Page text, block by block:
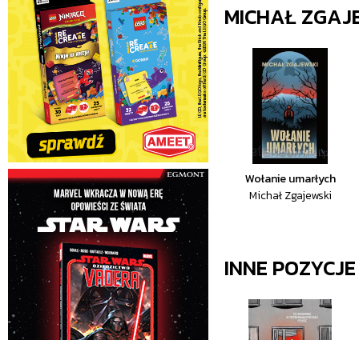
MICHAŁ
Wołanie umarłych
Michał Zgajewski
INNE